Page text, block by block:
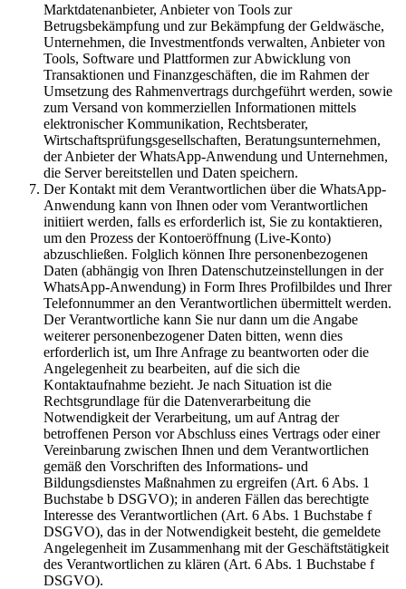
Marktdatenanbieter, Anbieter von Tools zur
Betrugsbekämpfung und zur Bekämpfung der Geldwäsche,
Unternehmen, die Investmentfonds verwalten, Anbieter von
Tools, Software und Plattformen zur Abwicklung von
Transaktionen und Finanzgeschäften, die im Rahmen der
Umsetzung des Rahmenvertrags durchgeführt werden, sowie
zum Versand von kommerziellen Informationen mittels
elektronischer Kommunikation, Rechtsberater,
Wirtschaftsprüfungsgesellschaften, Beratungsunternehmen,
der Anbieter der WhatsApp-Anwendung und Unternehmen,
die Server bereitstellen und Daten speichern.
Der Kontakt mit dem Verantwortlichen über die WhatsApp-
Anwendung kann von Ihnen oder vom Verantwortlichen
initiiert werden, falls es erforderlich ist, Sie zu kontaktieren,
um den Prozess der Kontoeröffnung (Live-Konto)
abzuschließen. Folglich können Ihre personenbezogenen
Daten (abhängig von Ihren Datenschutzeinstellungen in der
WhatsApp-Anwendung) in Form Ihres Profilbildes und Ihrer
Telefonnummer an den Verantwortlichen übermittelt werden.
Der Verantwortliche kann Sie nur dann um die Angabe
weiterer personenbezogener Daten bitten, wenn dies
erforderlich ist, um Ihre Anfrage zu beantworten oder die
Angelegenheit zu bearbeiten, auf die sich die
Kontaktaufnahme bezieht. Je nach Situation ist die
Rechtsgrundlage für die Datenverarbeitung die
Notwendigkeit der Verarbeitung, um auf Antrag der
betroffenen Person vor Abschluss eines Vertrags oder einer
Vereinbarung zwischen Ihnen und dem Verantwortlichen
gemäß den Vorschriften des Informations- und
Bildungsdienstes Maßnahmen zu ergreifen (Art. 6 Abs. 1
Buchstabe b DSGVO); in anderen Fällen das berechtigte
Interesse des Verantwortlichen (Art. 6 Abs. 1 Buchstabe f
DSGVO), das in der Notwendigkeit besteht, die gemeldete
Angelegenheit im Zusammenhang mit der Geschäftstätigkeit
des Verantwortlichen zu klären (Art. 6 Abs. 1 Buchstabe f
DSGVO).